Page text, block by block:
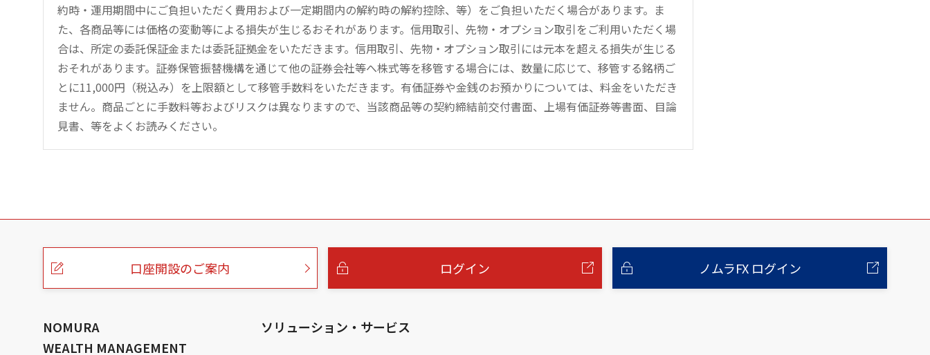
約時・運用期間中にご負担いただく費用および一定期間内の解約時の解約控除、等）をご負担いただく場合があります。ま
た、各商品等には価格の変動等による損失が生じるおそれがあります。信用取引、先物・オプション取引をご利用いただく場
合は、所定の委託保証金または委託証拠金をいただきます。信用取引、先物・オプション取引には元本を超える損失が生じる
おそれがあります。証券保管振替機構を通じて他の証券会社等へ株式等を移管する場合には、数量に応じて、移管する銘柄ご
とに11,000円（税込み）を上限額として移管手数料をいただきます。有価証券や金銭のお預かりについては、料金をいただき
ません。商品ごとに手数料等およびリスクは異なりますので、当該商品等の契約締結前交付書面、上場有価証券等書面、目論
見書、等をよくお読みください。
こ
口座開設のご案内 ログイン ノムラFX ログイン
NOMURA
WEALTH MANAGEMENT
ソリューション・サービス